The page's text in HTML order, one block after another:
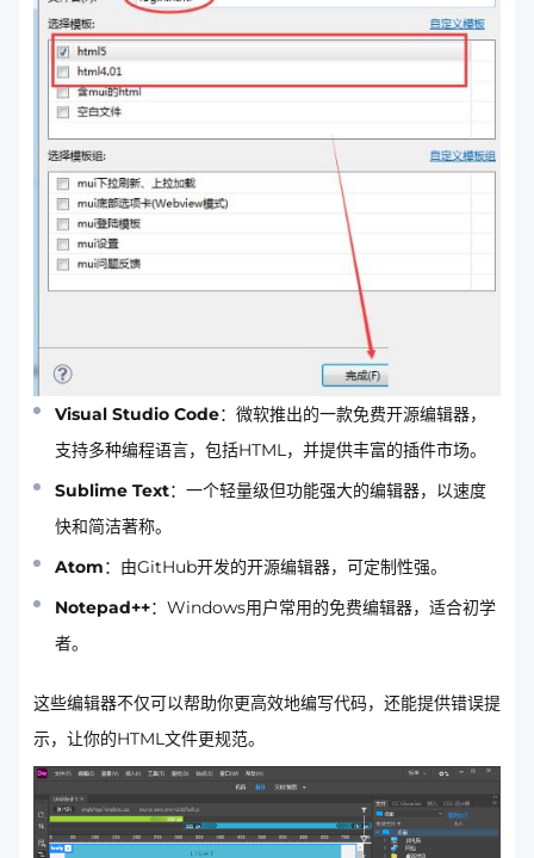
Visual Studio Code：微软推出的一款免费开源编辑器，
支持多种编程语言，包括HTML，并提供丰富的插件市场。
Sublime Text：一个轻量级但功能强大的编辑器，以速度
快和简洁著称。
Atom：由GitHub开发的开源编辑器，可定制性强。
Notepad++：Windows用户常用的免费编辑器，适合初学
者。
这些编辑器不仅可以帮助你更高效地编写代码，还能提供错误提
示，让你的HTML文件更规范。